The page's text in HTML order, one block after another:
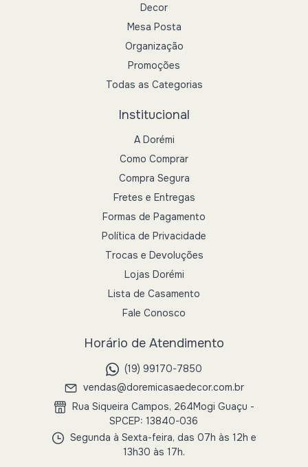
Decor
Mesa Posta
Organização
Promoções
Todas as Categorias
Institucional
A Dorémi
Como Comprar
Compra Segura
Fretes e Entregas
Formas de Pagamento
Política de Privacidade
Trocas e Devoluções
Lojas Dorémi
Lista de Casamento
Fale Conosco
Horário de Atendimento
(19) 99170-7850
vendas@doremicasaedecor.com.br
Rua Siqueira Campos, 264Mogi Guaçu -
SPCEP: 13840-036
Segunda à Sexta-feira, das 07h às 12h e
13h30 às 17h.